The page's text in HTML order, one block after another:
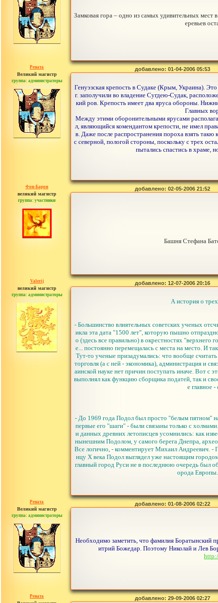
Замковая гора – одно из самых удивительных мест
еревьев
Рената
Великий магистр
группа: администраторы
сообщений: 30442
добавлено: 01-04-2006 05:53
Генуэзская крепость в Судаке (Крым, Украина).
г. заполучили во владение Сугдею-Судак,
кий ров. Крепость имеет два яруса обороны.
Главных
Между этими оборонительными ярусами
л, являющийся комендантом крепости, не имел
в. Даже после распространения пороха взять
с северной, пологой стороны, поскольку с трех
пытались спастись в храме,
Фон-Барон
великий магистр
группа: участники
сообщений: 3391
добавлено: 02-05-2006 21:52
Башня Стефана
Valerij
великий магистр
группа: администраторы
сообщений: 3753
добавлено: 12-07-2006 20:16
А история о
- Большинство влиятельных советских ученых
икла эта дата "1500 лет", которую пышно
о (здесь все правильно) в окрестностях
е... постоянно перемещалась с места на место. И
Тут-то ученые призадумались: что вообще
торговля (а с ней - экономика), администрация и
аинской науке нет причин поступать иначе. Вот с
выполнял как функцию сборщика податей, так и
е главное
- До 1969 года Подол был просто "белым пятном"
первые его "шаги" - были связаны только с
и данных древних летописцев усомнились: как
нынешним Подолом, у самого берега Днепра,
Все логично, - комментирует Михаил Андреевич. -
нцу Х века Подол выглядел уже настоящим
главный город Руси не в последнюю очередь был
орода Европы.
Рената
Великий магистр
группа: администраторы
сообщений: 30442
добавлено: 01-08-2006 02:22
Необходимо заметить, что фамилия Боратынский
итрий Божедар. Поэтому Николай и Лев
Рената добавлено: 29-09-2006 02:27